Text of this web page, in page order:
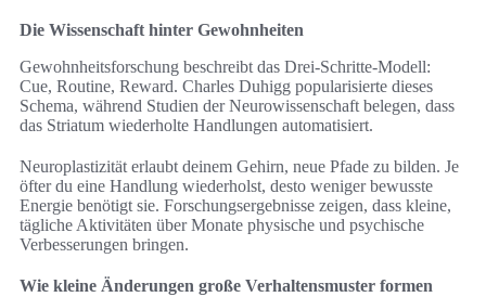
Die Wissenschaft hinter Gewohnheiten
Gewohnheitsforschung beschreibt das Drei-Schritte-Modell:
Cue, Routine, Reward. Charles Duhigg popularisierte dieses
Schema, während Studien der Neurowissenschaft belegen, dass
das Striatum wiederholte Handlungen automatisiert.
Neuroplastizität erlaubt deinem Gehirn, neue Pfade zu bilden. Je
öfter du eine Handlung wiederholst, desto weniger bewusste
Energie benötigt sie. Forschungsergebnisse zeigen, dass kleine,
tägliche Aktivitäten über Monate physische und psychische
Verbesserungen bringen.
Wie kleine Änderungen große Verhaltensmuster formen